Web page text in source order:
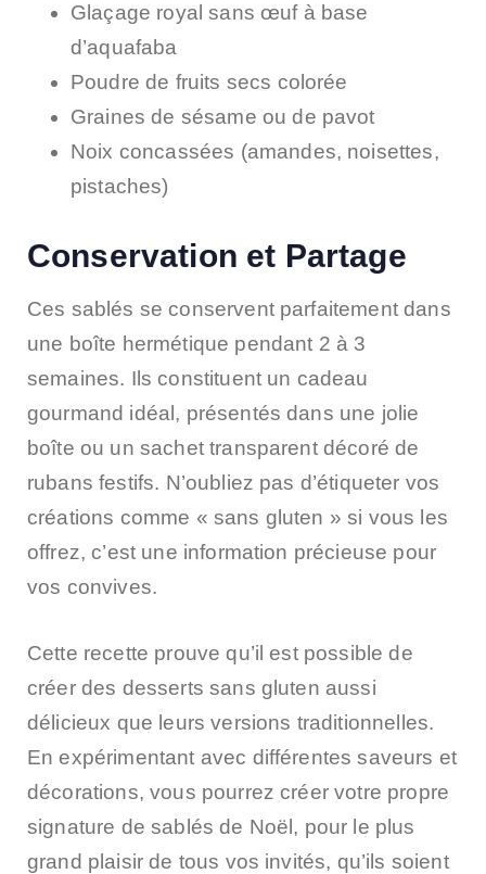
Glaçage royal sans œuf à base
d’aquafaba
Poudre de fruits secs colorée
Graines de sésame ou de pavot
Noix concassées (amandes, noisettes,
pistaches)
Conservation et Partage
Ces sablés se conservent parfaitement dans
une boîte hermétique pendant 2 à 3
semaines. Ils constituent un cadeau
gourmand idéal, présentés dans une jolie
boîte ou un sachet transparent décoré de
rubans festifs. N’oubliez pas d’étiqueter vos
créations comme « sans gluten » si vous les
offrez, c’est une information précieuse pour
vos convives.
Cette recette prouve qu’il est possible de
créer des desserts sans gluten aussi
délicieux que leurs versions traditionnelles.
En expérimentant avec différentes saveurs et
décorations, vous pourrez créer votre propre
signature de sablés de Noël, pour le plus
grand plaisir de tous vos invités, qu’ils soient